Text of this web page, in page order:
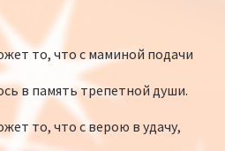
то, что с маминой подачи
в память трепетной души.
то, что с верою в удачу,